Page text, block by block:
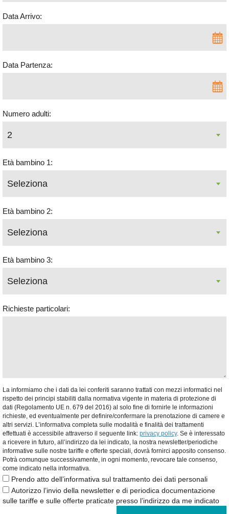
Data Arrivo:
Data Partenza:
Numero adulti:
Età bambino 1:
Età bambino 2:
Età bambino 3:
Richieste particolari:
La informiamo che i dati da lei conferiti saranno trattati con mezzi informatici nel
rispetto dei principi stabiliti dalla normativa vigente in materia di protezione di
dati (Regolamento UE n. 679 del 2016) al solo fine di fornirle le informazioni
richieste, ed eventualmente per definire/confermare la prenotazione di camere e
altri servizi. L’informativa completa sulle modalità e finalità dei trattamenti
effettuati è accessibile attraverso il seguente link: privacy policy. Se è interessato
a ricevere in futuro, all’indirizzo da lei indicato, la nostra newsletter/periodiche
informative sulle nostre tariffe e offerte speciali, dovrà fornirci apposito consenso.
Potrà comunque successivamente, in ogni momento, revocare tale consenso,
come indicato nella informativa.
Prendo atto dell’informativa sul trattamento dei dati personali
Autorizzo l’invio della newsletter e di periodica documentazione
sulle tariffe e sulle offerte praticate presso l’indirizzo da me indicato